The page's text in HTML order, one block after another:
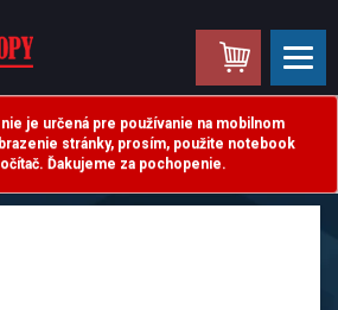
nie je určená pre používanie na mobilnom
stránky, prosím, použite notebook
Ďakujeme za pochopenie.